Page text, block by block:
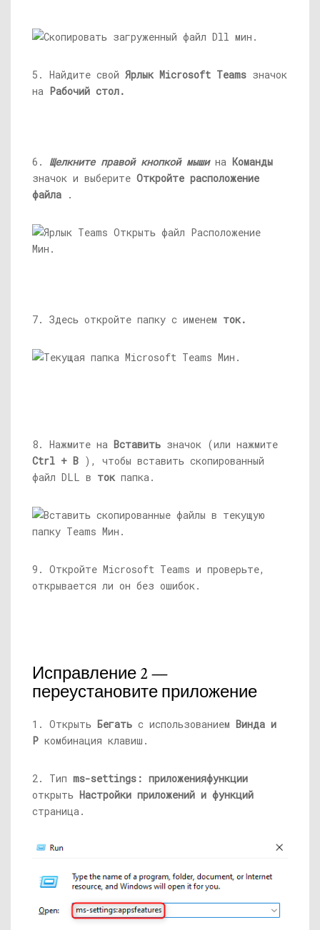
5. Найдите свой Ярлык Microsoft Teams значок
на Рабочий стол.
6. Щелкните правой кнопкой мыши на Команды
значок и выберите Откройте расположение
файла .
7. Здесь откройте папку с именем ток.
8. Нажмите на Вставить значок (или нажмите
Ctrl + В ), чтобы вставить скопированный
файл DLL в токпапка.
9. Откройте Microsoft Teams и проверьте,
открывается ли он без ошибок.
Исправление 2 —
переустановите приложение
1. Открыть Бегать с использованием Винда и
Р комбинация клавиш.
2. Тип ms-settings: приложенияфункции
открыть Настройки приложений и функций
страница.